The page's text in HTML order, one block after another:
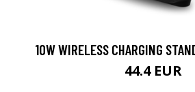
10W WIRELESS CHARGING
44.4 EUR